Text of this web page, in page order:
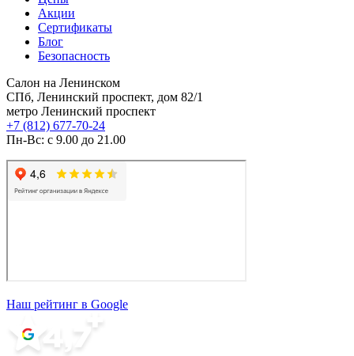
Акции
Сертификаты
Блог
Безопасность
Салон на Ленинском
СПб, Ленинский проспект, дом 82/1
метро Ленинский проспект
+7 (812) 677-70-24
Пн-Вс: с 9.00 до 21.00
Наш рейтинг в Google